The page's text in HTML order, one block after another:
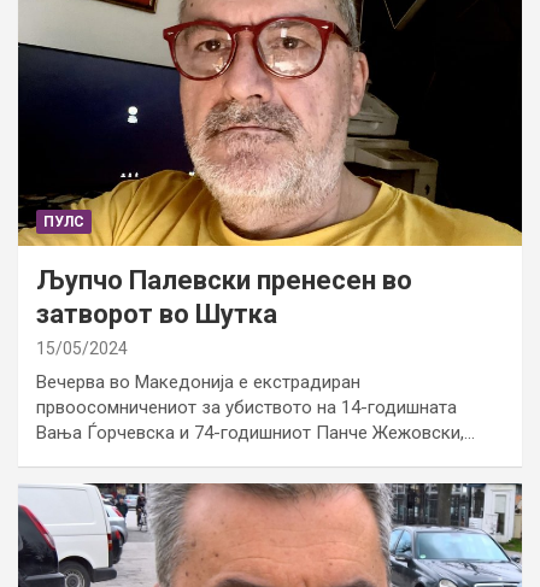
ПУЛС
Љупчо Палевски пренесен во
затворот во Шутка
15/05/2024
Вечерва во Македонија е екстрадиран
првоосомничениот за убиството на 14-годишната
Вања Ѓорчевска и 74-годишниот Панче Жежовски,…